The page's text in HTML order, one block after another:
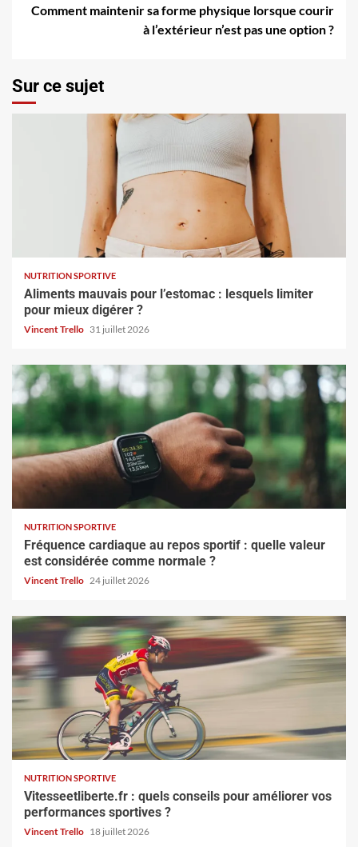
Comment maintenir sa forme physique lorsque courir
à l’extérieur n’est pas une option ?
Sur ce sujet
NUTRITION SPORTIVE
Aliments mauvais pour l’estomac : lesquels limiter
pour mieux digérer ?
Vincent Trello 31 juillet 2026
NUTRITION SPORTIVE
Fréquence cardiaque au repos sportif : quelle valeur
est considérée comme normale ?
Vincent Trello 24 juillet 2026
NUTRITION SPORTIVE
Vitesseetliberte.fr : quels conseils pour améliorer vos
performances sportives ?
Vincent Trello 18 juillet 2026